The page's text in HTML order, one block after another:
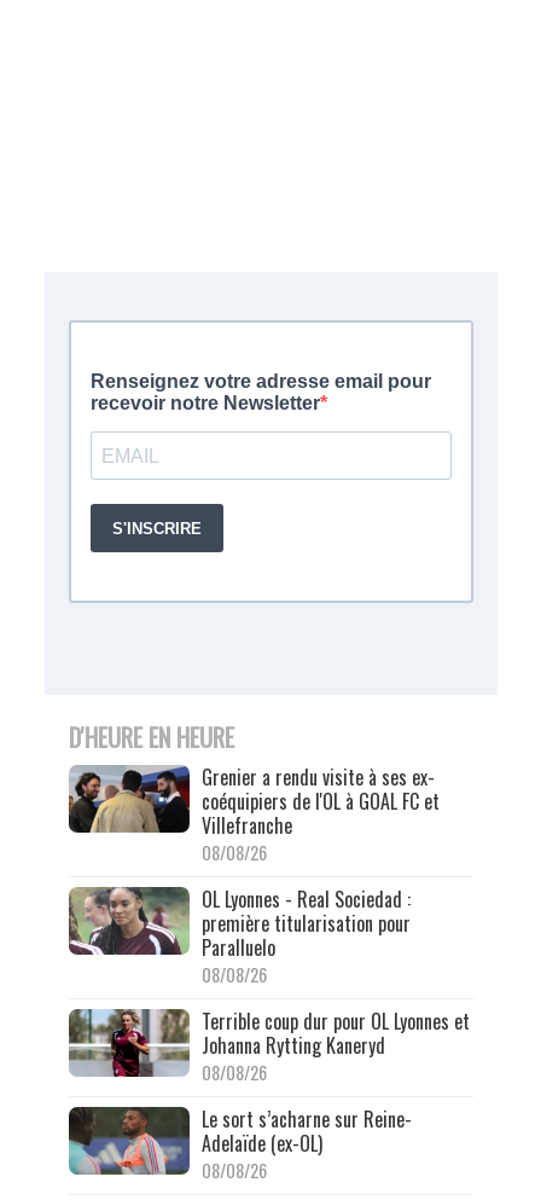
D'HEURE EN HEURE
Grenier a rendu visite à ses ex-
coéquipiers de l'OL à GOAL FC et
Villefranche
08/08/26
OL Lyonnes - Real Sociedad :
première titularisation pour
Paralluelo
08/08/26
Terrible coup dur pour OL Lyonnes et
Johanna Rytting Kaneryd
08/08/26
Le sort s’acharne sur Reine-
Adelaïde (ex-OL)
08/08/26